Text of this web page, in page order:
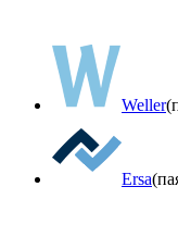
Weller
Ersa